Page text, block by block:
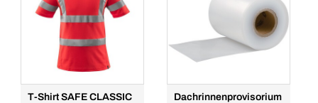
T-Shirt SAFE CLASSIC
Dachrinnenprovisorium